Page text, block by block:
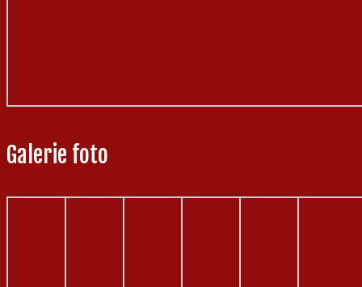
Galerie foto